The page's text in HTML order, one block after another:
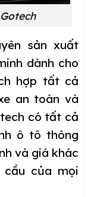
sản xuất
dành cho
hợp tất cả
an toàn và
có tất cả
ô tô thông
và giá khác
cầu của mọi